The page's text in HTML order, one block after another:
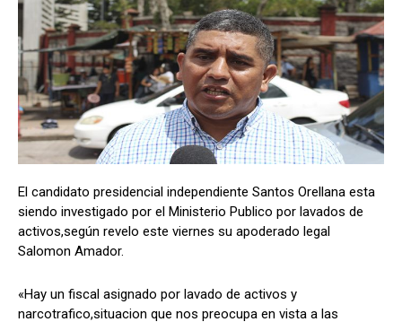
Contáctenos
Suscríbase a nuestro boletín
Manténgase informado de nuestro contenido, recibiendo
noticias directamente en su correo electrónico.
Suscribirse
Contáctenos
Suscríbase a nuestro boletín
Manténgase informado de nuestro contenido, recibiendo
noticias directamente en su correo electrónico.
Suscribirse
El candidato presidencial independiente Santos Orellana esta
siendo investigado por el Ministerio Publico por lavados de
activos,según revelo este viernes su apoderado legal
Salomon Amador.
«Hay un fiscal asignado por lavado de activos y
narcotrafico,situacion que nos preocupa en vista a las